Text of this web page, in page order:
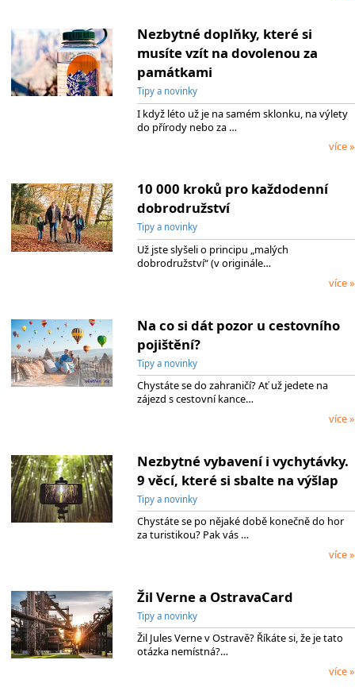
Nezbytné doplňky, které si
musíte vzít na dovolenou za
památkami
Tipy a novinky
I když léto už je na samém sklonku, na výlety
do přírody nebo za …
více »
10 000 kroků pro každodenní
dobrodružství
Tipy a novinky
Už jste slyšeli o principu „malých
dobrodružství“ (v originále…
více »
Na co si dát pozor u cestovního
pojištění?
Tipy a novinky
Chystáte se do zahraničí? Ať už jedete na
zájezd s cestovní kance…
více »
Nezbytné vybavení i vychytávky.
9 věcí, které si sbalte na výšlap
Tipy a novinky
Chystáte se po nějaké době konečně do hor
za turistikou? Pak vás …
více »
Žil Verne a OstravaCard
Tipy a novinky
Žil Jules Verne v Ostravě? Říkáte si, že je tato
otázka nemístná?…
více »